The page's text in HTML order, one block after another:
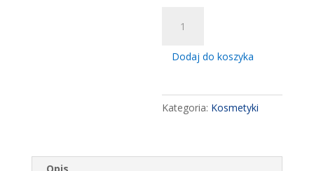
Ziaja
Gel
Pitahaya
500
Dodaj do koszyka
Kategoria: Kosmetyki